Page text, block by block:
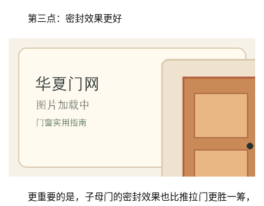
室
第三点：密封效果更好
更重要的是，子母门的密封效果也比推拉门更胜一筹，